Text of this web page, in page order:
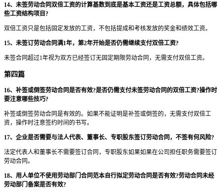
14、未签劳动合同双倍工资的计算基数到底是基本工资还是工资总额，具体包括哪
些工资结构项目?
双倍工资只是包括固定发放的工资，不包括提成和考核发放的奖金和绩效工资。
15、未签订劳动合同满1年，第2年开始是否仍需继续支付双倍工资?
未签合同超过1年视为双方已经签订无固定期限劳动合同，无需支付双倍工资。
第四篇
16、补签或倒签劳动合同是否有效?是否仍需支付未签劳动合同的双倍工资?操作时
要注意哪些技巧?
补签或倒签劳动合同是有效的。如果不能证明是补签或倒签的，无需支付双倍工
资，操作时注意签约时间的书写。
17、企业是否需要与法人代表、董事长、专职股东签订劳动合同，不签有何风险?
法定代表人和董事长不需要签订合同，专职股东如果如果在公司担任职务需要签订
劳动合同。
18、用人单位不使用劳动部门合同范本自行拟定劳动合同是否有效?劳动合同未经
劳动部门备案是否有效?